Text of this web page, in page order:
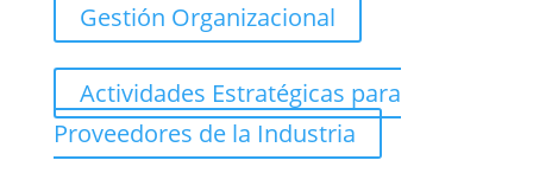
Gestión Organizacional
Actividades Estratégicas para
Proveedores de la Industria